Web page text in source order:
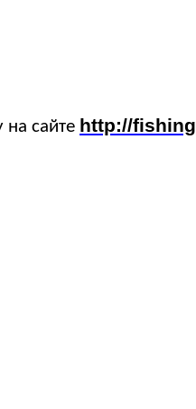
сайте http://fishing